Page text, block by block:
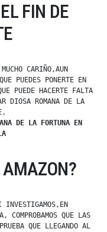
FIN DE
CARIÑO,AUN
PUEDES PONERTE EN
PUEDE HACERTE FALTA
DIOSA ROMANA DE LA
DE LA FORTUNA EN
AMAZON?
COMPROBAMOS QUE LAS
QUE LLEGANDO AL